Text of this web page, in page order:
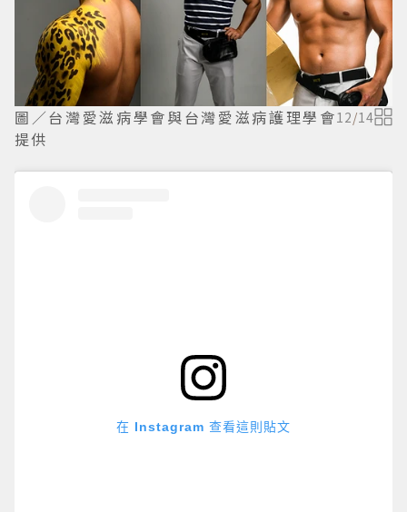
圖／台灣愛滋病學會與台灣愛滋病護理學會
提供
12/14
在 Instagram 查看這則貼文